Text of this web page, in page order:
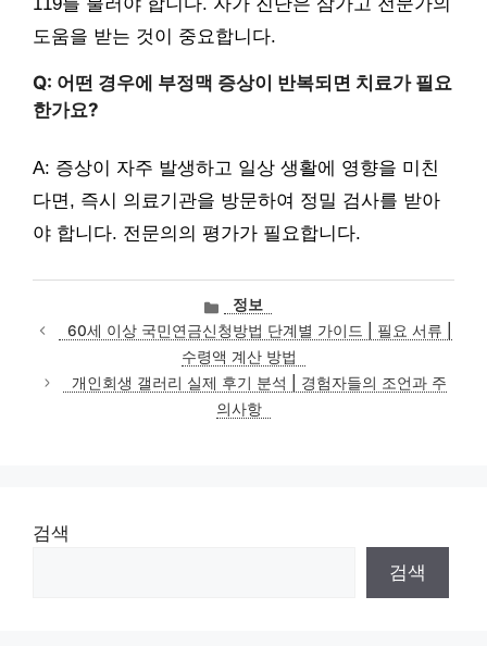
도움을 받는 것이 중요합니다.
Q: 어떤 경우에 부정맥 증상이 반복되면 치료가 필요
한가요?
A: 증상이 자주 발생하고 일상 생활에 영향을 미친
다면, 즉시 의료기관을 방문하여 정밀 검사를 받아
야 합니다. 전문의의 평가가 필요합니다.
카
테
고
리
정보
60세 이상 국민연금신청방법 단계별 가이드 | 필요 서류 |
수령액 계산 방법
개인회생 갤러리 실제 후기 분석 | 경험자들의 조언과 주
의사항
검색
검색